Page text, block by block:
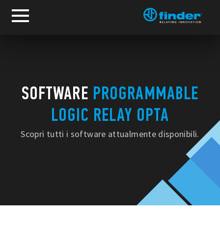
SOFTWARE PROGRAMMABLE
LOGIC RELAY OPTA
Scopri tutti i software attualmente disponibili.